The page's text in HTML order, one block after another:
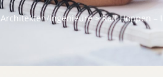
Architekten/Ingenieure>Ralf Hoppen –